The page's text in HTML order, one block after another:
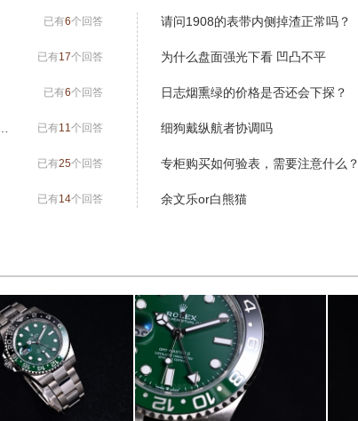
已有6个回答
已有17个回答
已有6个回答
已有11个回答
已有25个回答
已有14个回答
请问1908的表带内侧掉渣正常吗？
为什么盘面强光下看 凹凸不平
日志烟熏绿的价格是否还会下探？
细狗戴纵航者协调吗
专柜购买如何验表，需要注意什么？
余文乐or白熊猫